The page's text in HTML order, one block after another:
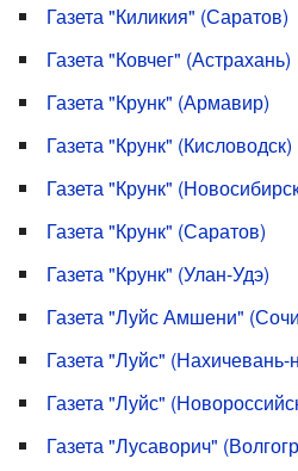
Газета "Киликия" (Саратов)
Газета "Ковчег" (Астрахань)
Газета "Крунк" (Армавир)
Газета "Крунк" (Кисловодск)
Газета "Крунк"
Газета "Крунк" (Саратов)
Газета "Крунк" (Улан-Удэ)
Газета "Луйс Амшени"
Газета "Луйс" (Нахичевань-
Газета "Луйс"
Газета "Лусаворич"